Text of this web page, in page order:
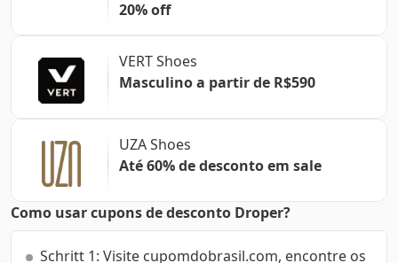
20% off
VERT Shoes
Masculino a partir de R$590
UZA Shoes
Até 60% de desconto em sale
Como usar cupons de desconto Droper?
Schritt 1: Visite cupomdobrasil.com, encontre os